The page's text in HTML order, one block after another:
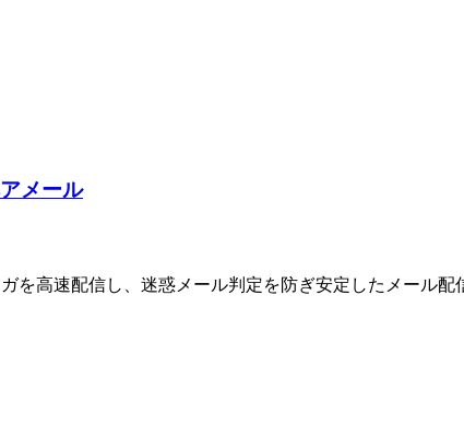
メール
高速配信し、迷惑メール判定を防ぎ安定したメール配